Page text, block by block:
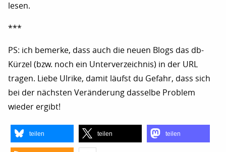
lesen.
***
PS: ich bemerke, dass auch die neuen Blogs das db-
Kürzel (bzw. noch ein Unterverzeichnis) in der URL
tragen. Liebe Ulrike, damit läufst du Gefahr, dass sich
bei der nächsten Veränderung dasselbe Problem
wieder ergibt!
teilen teilen teilen